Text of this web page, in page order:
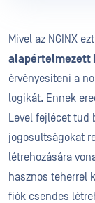
Mivel az NGINX
alapértelmezett
érvényesíteni a
logikát. Ennek
Level fejlécet tud
jogosultságokat
létrehozására
hasznos teherrel
fiók csendes